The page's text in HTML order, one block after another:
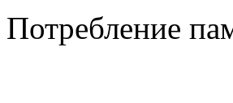
Потребление